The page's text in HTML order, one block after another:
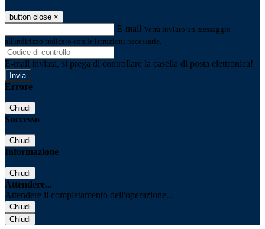
button close ×
E-mail Verrà inviato un messaggio
all'indirizzo indicato con le istruzioni necessarie.
E-mail inviata, si prega di controllare la casella di posta elettronica!
Errore
Chiudi
Successo
Chiudi
Informazione
Chiudi
Attendere...
Attendere il completamento dell'operazione...
Chiudi
Chiudi